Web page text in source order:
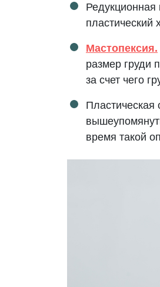
пластический
Мастопексия.
размер груди
за счет чего
Пластическая
время такой